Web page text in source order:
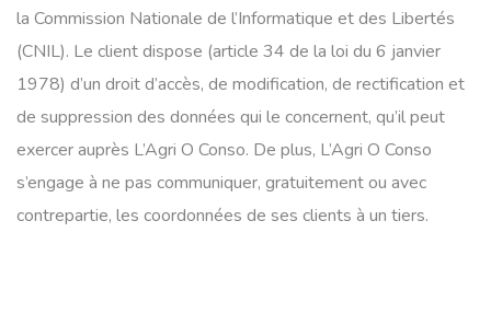
la Commission Nationale de l’Informatique et des Libertés
(CNIL). Le client dispose (article 34 de la loi du 6 janvier
1978) d’un droit d’accès, de modification, de rectification et
de suppression des données qui le concernent, qu’il peut
exercer auprès L’Agri O Conso. De plus, L’Agri O Conso
s’engage à ne pas communiquer, gratuitement ou avec
contrepartie, les coordonnées de ses clients à un tiers.